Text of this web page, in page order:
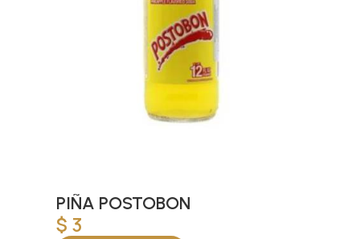
PIÑA POSTOBON
$ 3